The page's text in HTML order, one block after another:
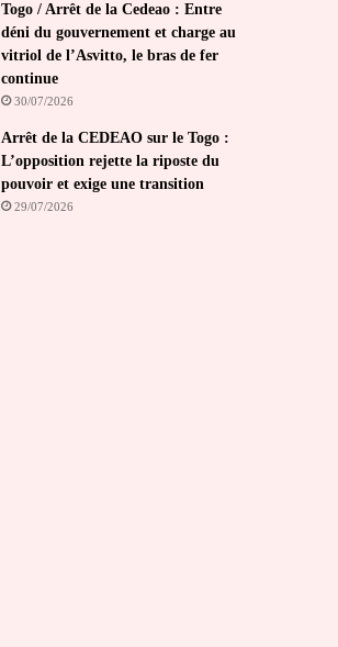
Togo / Arrêt de la Cedeao : Entre
déni du gouvernement et charge au
vitriol de l’Asvitto, le bras de fer
continue
30/07/2026
Arrêt de la CEDEAO sur le Togo :
L’opposition rejette la riposte du
pouvoir et exige une transition
29/07/2026